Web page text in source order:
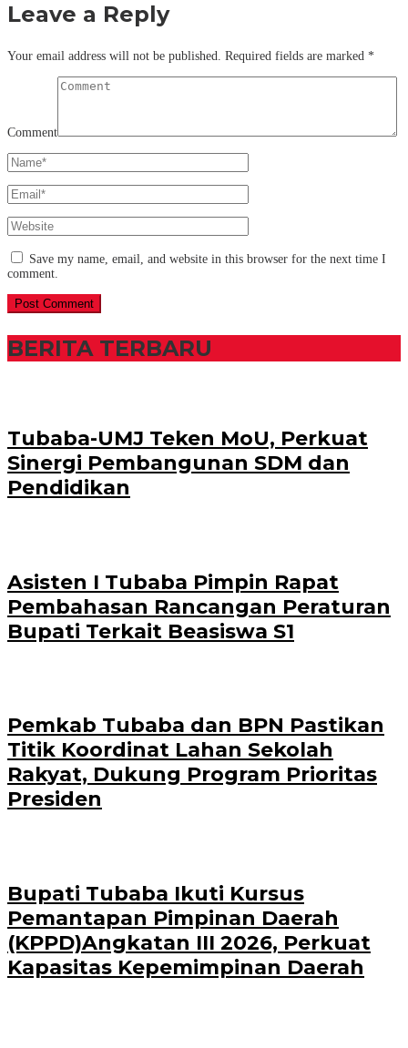
Leave a Reply
Your email address will not be published. Required fields are marked *
Comment
Save my name, email, and website in this browser for the next time I
comment.
BERITA TERBARU
Tubaba-UMJ Teken MoU, Perkuat
Sinergi Pembangunan SDM dan
Pendidikan
Asisten I Tubaba Pimpin Rapat
Pembahasan Rancangan Peraturan
Bupati Terkait Beasiswa S1
Pemkab Tubaba dan BPN Pastikan
Titik Koordinat Lahan Sekolah
Rakyat, Dukung Program Prioritas
Presiden
Bupati Tubaba Ikuti Kursus
Pemantapan Pimpinan Daerah
(KPPD)Angkatan III 2026, Perkuat
Kapasitas Kepemimpinan Daerah